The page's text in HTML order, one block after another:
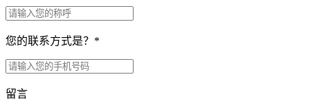
您的联系方式是？ *
留言